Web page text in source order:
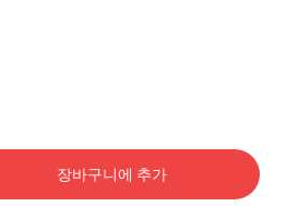
장바구니에 추가